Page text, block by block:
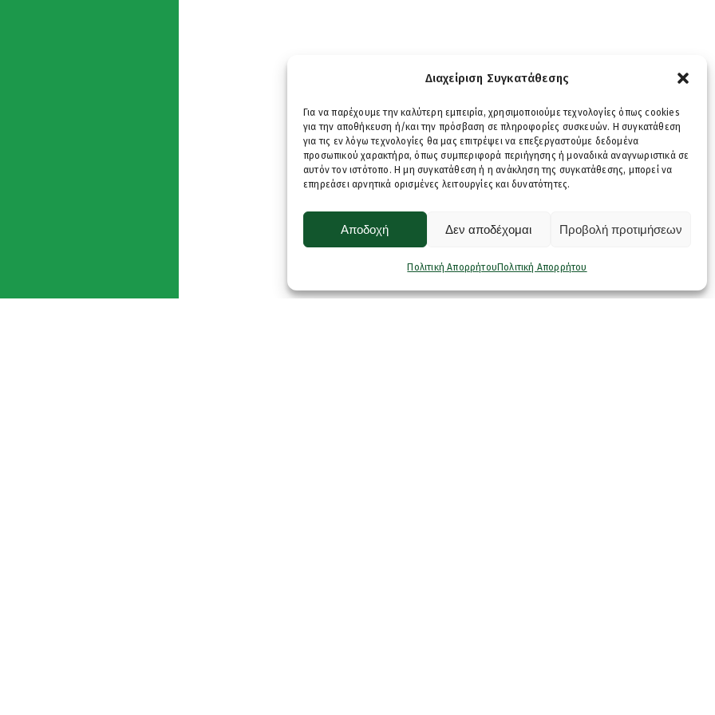
Διαχείριση Συγκατάθεσης
Για να παρέχουμε την καλύτερη εμπειρία, χρησιμοποιούμε τεχνολογίες όπως cookies
για την αποθήκευση ή/και την πρόσβαση σε πληροφορίες συσκευών. Η συγκατάθεση
για τις εν λόγω τεχνολογίες θα μας επιτρέψει να επεξεργαστούμε δεδομένα
προσωπικού χαρακτήρα, όπως συμπεριφορά περιήγησης ή μοναδικά αναγνωριστικά σε
αυτόν τον ιστότοπο. Η μη συγκατάθεση ή η ανάκληση της συγκατάθεσης, μπορεί να
επηρεάσει αρνητικά ορισμένες λειτουργίες και δυνατότητες.
Αποδοχή Δεν αποδέχομαι Προβολή προτιμήσεων
Πολιτική Απορρήτου Πολιτική Απορρήτου